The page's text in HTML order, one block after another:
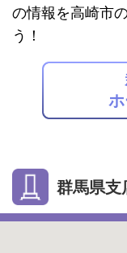
の情報を高崎市
う！
群馬県支